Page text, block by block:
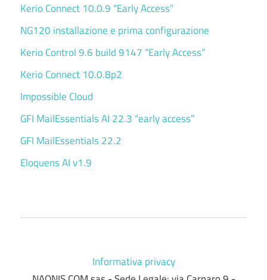
Kerio Connect 10.0.9 “Early Access”
NG120 installazione e prima configurazione
Kerio Control 9.6 build 9147 “Early Access”
Kerio Connect 10.0.8p2
Impossible Cloud
GFI MailEssentials AI 22.3 “early access”
GFI MailEssentials 22.2
Eloquens AI v1.9
Informativa privacy